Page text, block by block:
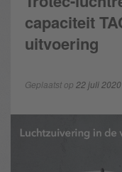
capaciteit
uitvoering
Geplaatst op 22 juli 2020